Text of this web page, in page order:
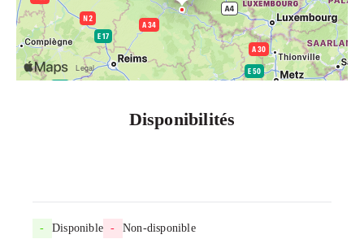
Disponibilités
- Disponible - Non-disponible